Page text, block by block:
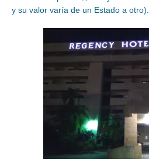
y su valor varía de un Estado a otro).